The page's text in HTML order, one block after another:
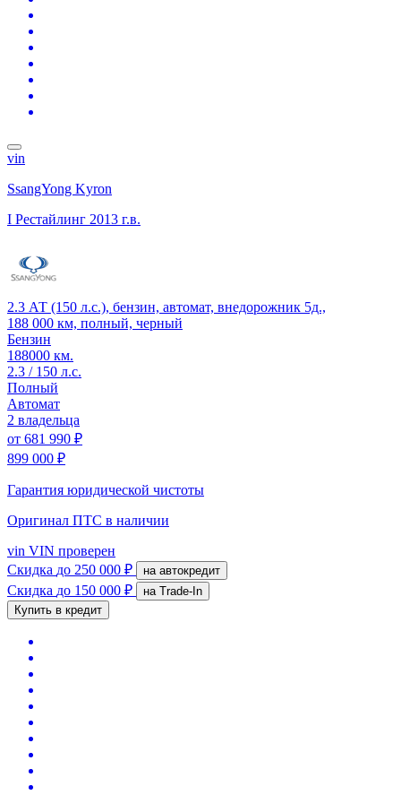
vin
SsangYong Kyron
I Рестайлинг 2013 г.в.
2.3 АТ (150 л.с.), бензин, автомат, внедорожник 5д.,
188 000 км, полный, черный
Бензин
188000 км.
2.3 / 150 л.с.
Полный
Автомат
2 владельца
от 681 990 ₽
899 000 ₽
Гарантия юридической чистоты
Оригинал ПТС в наличии
vin VIN проверен
Скидка до 250 000 ₽ на автокредит
Скидка до 150 000 ₽
на Trade-In
Купить в кредит